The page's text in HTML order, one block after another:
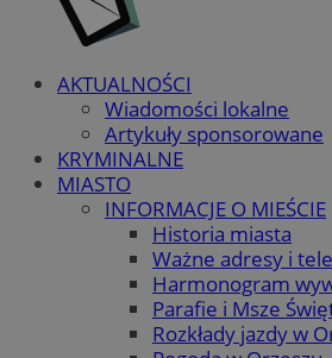
AKTUALNOŚCI
Wiadomości lokalne
Artykuły sponsorowane
KRYMINALNE
MIASTO
INFORMACJE O MIEŚCIE
Historia miasta
Ważne adresy i
Harmonogram
Parafie i Msze
Rozkłady jazdy w